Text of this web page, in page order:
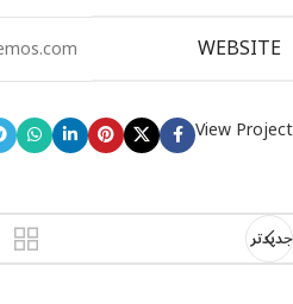
WEBSITE
View Project
جدیدتر